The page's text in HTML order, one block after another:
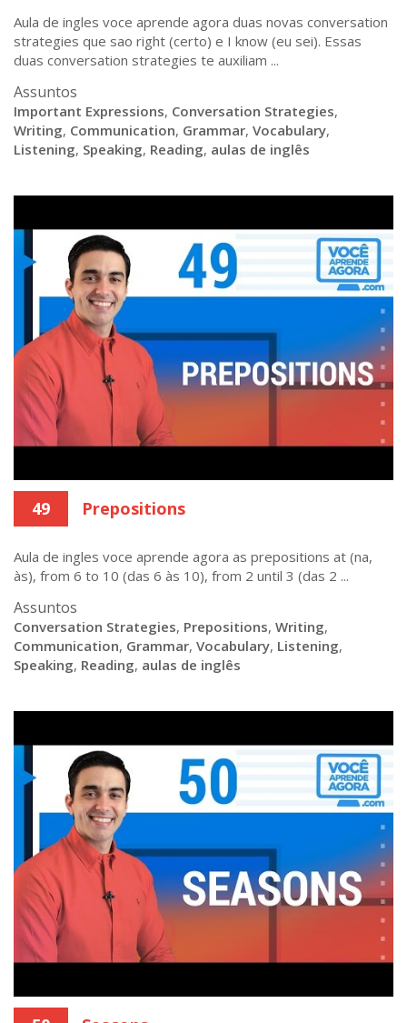
Aula de ingles voce aprende agora duas novas conversation
strategies que sao right (certo) e I know (eu sei). Essas
duas conversation strategies te auxiliam ...
Assuntos
Important Expressions, Conversation Strategies,
Writing, Communication, Grammar, Vocabulary,
Listening, Speaking, Reading, aulas de inglês
49 Prepositions
Aula de ingles voce aprende agora as prepositions at (na,
às), from 6 to 10 (das 6 às 10), from 2 until 3 (das 2 ...
Assuntos
Conversation Strategies, Prepositions, Writing,
Communication, Grammar, Vocabulary, Listening,
Speaking, Reading, aulas de inglês